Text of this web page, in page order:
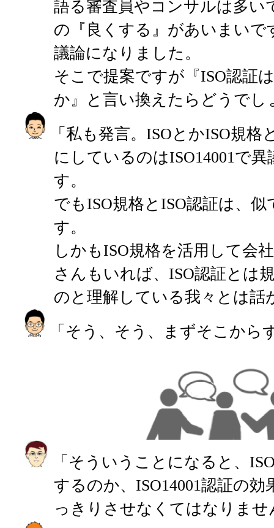
語る審査員やコンサルは多い
の『良くする』があいまいで
議論になりました。
そこで提案ですが『ISO認証
か』と言い換えたらどうでし
「私も発言。ISOとかISO規格
にしているのはISO14001で
す。
でもISO規格とISO認証は、
す。
しかもISO規格を活用して会
さんもいれば、ISO認証とは
のと理解している我々とは話
「そう、そう、まずそこから
「そういうことになると、
するのか、ISO14001認証の
っきりさせなくてはなりませ